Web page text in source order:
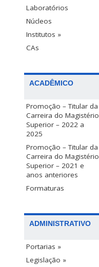
Laboratórios
Núcleos
Institutos »
CAs
ACADÊMICO
Promoção – Titular da
Carreira do Magistério
Superior – 2022 a
2025
Promoção – Titular da
Carreira do Magistério
Superior – 2021 e
anos anteriores
Formaturas
ADMINISTRATIVO
Portarias »
Legislação »